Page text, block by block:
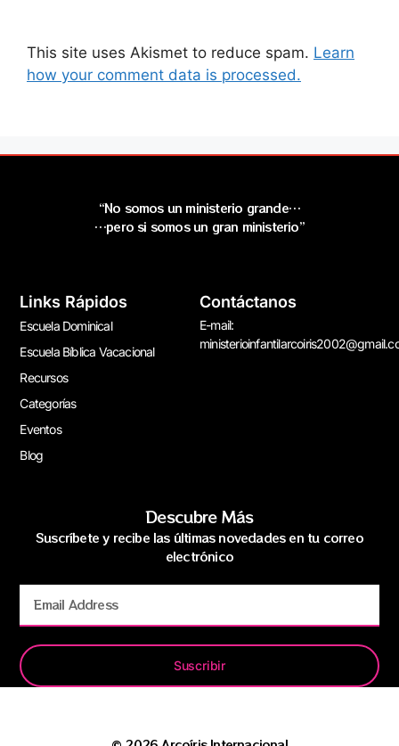
This site uses Akismet to reduce spam. Learn
how your comment data is processed.
“No somos un ministerio grande…
…pero si somos un gran ministerio”
Links Rápidos
Escuela Dominical
Escuela Bíblica Vacacional
Recursos
Categorías
Eventos
Blog
Contáctanos
E-mail:
Descubre Más
Suscríbete y recibe las últimas novedades en tu correo
electrónico
Suscribir